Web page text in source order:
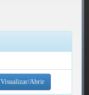
Visualizar/Abrir